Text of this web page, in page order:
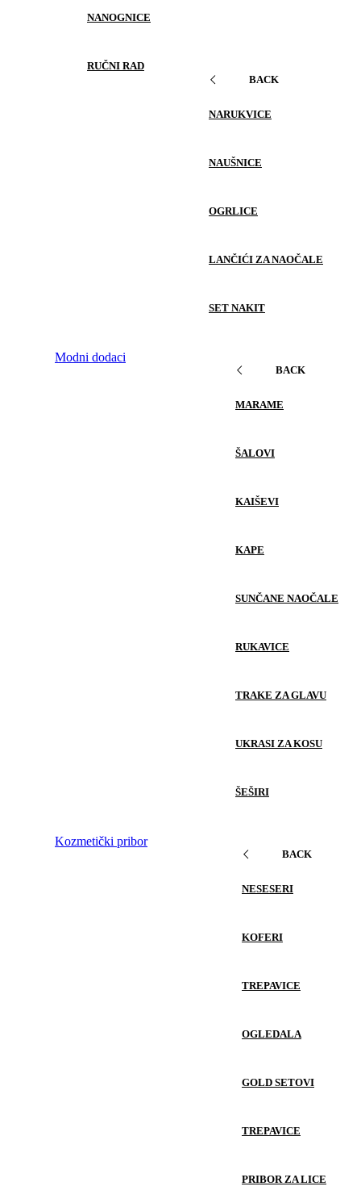
NANOGNICE
RUČNI RAD
BACK
NARUKVICE
NAUŠNICE
OGRLICE
LANČIĆI ZA NAOČALE
SET NAKIT
Modni dodaci
BACK
MARAME
ŠALOVI
KAIŠEVI
KAPE
SUNČANE NAOČALE
RUKAVICE
TRAKE ZA GLAVU
UKRASI ZA KOSU
ŠEŠIRI
Kozmetički pribor
BACK
NESESERI
KOFERI
TREPAVICE
OGLEDALA
GOLD SETOVI
TREPAVICE
PRIBOR ZA LICE